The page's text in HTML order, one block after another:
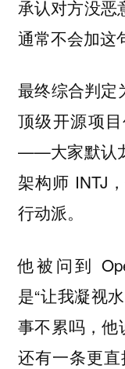
承认对方没恶
通常不会加这
最终综合判定
顶级开源项
——大家默认
架构师 INTJ
行动派。
他被问到
是“让我凝视
事不累吗，他
还有一条更直